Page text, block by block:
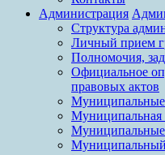
Администрация
Структура
Личный прием
Полномочия,
Официальное
правовых актов
Муниципальная
Муниципальные
Муниципальный